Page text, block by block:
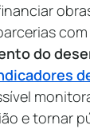
com
do
e tornar